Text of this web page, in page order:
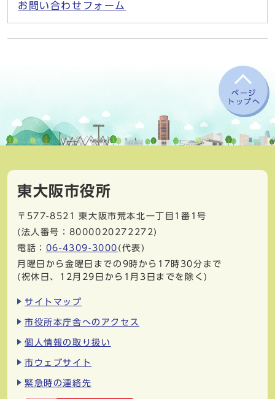
お問い合わせフォーム
ページ
トップへ
東大阪市役所
〒577-8521
東大阪市荒本北一丁目1番1号
(法人番号：8000020272272)
電話： 06-4309-3000 (代表)
月曜日から金曜日までの9時から17時30分まで
(祝休日、12月29日から1月3日までを除く)
サイトマップ
市役所本庁舎へのアクセス
個人情報の取り扱い
市ウェブサイト
緊急時の連絡先